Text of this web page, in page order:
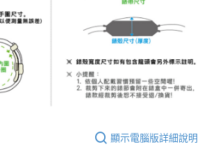
顯示電腦版詳細說明